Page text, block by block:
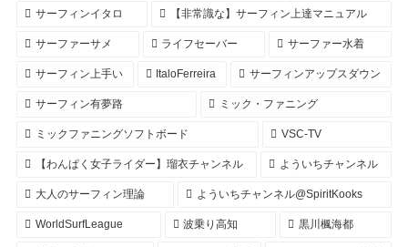
サーフィンイタロ 【非常識な】サーフィン上達マニュアル
サーファーサメ ライフセーバー サーファー水着
サーフィン上手い ItaloFerreira サーフィンアップスダウン
サーフィン有夢路 ミック・ファニング
ミックファニングソフトボード VSC-TV
【わんぱく女子ライダー】瑠衣チャンネル よういちチャンネル
大人のサーフィン理論 よういちチャンネル@SpiritKooks
WorldSurfLeague 波乗り高知 黒川楓海都